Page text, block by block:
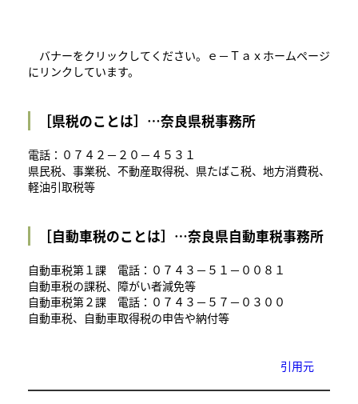
バナーをクリックしてください。ｅ－Ｔａｘホームページ
にリンクしています。
［県税のことは］…奈良県税事務所
電話：０７４２－２０－４５３１
県民税、事業税、不動産取得税、県たばこ税、地方消費税、
軽油引取税等
［自動車税のことは］…奈良県自動車税事務所
自動車税第１課 電話：０７４３－５１－００８１
自動車税の課税、障がい者減免等
自動車税第２課 電話：０７４３－５７－０３００
自動車税、自動車取得税の申告や納付等
引用元